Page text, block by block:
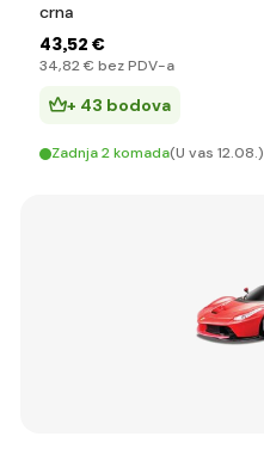
crna
43,52 €
34,82 € bez PDV-a
+ 43 bodova
Zadnja 2 komada(U vas 12.08.)